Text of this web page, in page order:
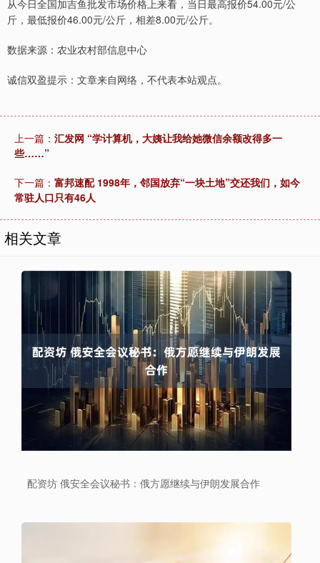
从今日全国加吉鱼批发市场价格上来看，当日最高报价54.00元/公
斤，最低报价46.00元/公斤，相差8.00元/公斤。
数据来源：农业农村部信息中心
诚信双盈提示：文章来自网络，不代表本站观点。
上一篇： 汇发网 “学计算机，大姨让我给她微信余额改得多一
些……”
下一篇： 富邦速配 1998年，邻国放弃“一块土地”交还我们，如今
常驻人口只有46人
相关文章
配资坊 俄安全会议秘书：俄方愿继续与伊朗发展合作